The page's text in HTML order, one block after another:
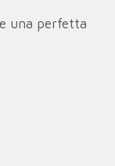
una perfetta